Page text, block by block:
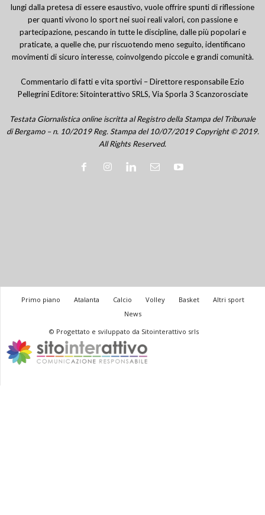
lungi dalla pretesa di essere esaustivo, vuole offrire spunti di riflessione
per quanti vivono lo sport nei suoi reali valori, con passione e
partecipazione, pescando in tutte le discipline, dalle più popolari e
praticate, a quelle che, pur riscuotendo meno seguito, identificano
movimenti di sicuro interesse, coinvolgendo piccole e grandi comunità.
Commentario di fatti e vita sportivi – Direttore responsabile Ezio
Pellegrini Editore: Sitointerattivo SRLS, Via Sporla 3 Scanzorosciate
Testata Giornalistica online iscritta al Registro della Stampa del Tribunale
di Bergamo – n. 10/2019 Reg. Stampa del 10/07/2019 Copyright © 2019.
All Rights Reserved.
Primo piano Atalanta Calcio Volley Basket
Altri sport
News
© Progettato e sviluppato da Sitointerattivo srls